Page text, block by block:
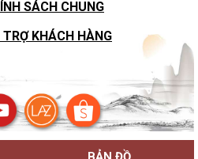
SÁCH CHUNG
TRỢ KHÁCH HÀNG